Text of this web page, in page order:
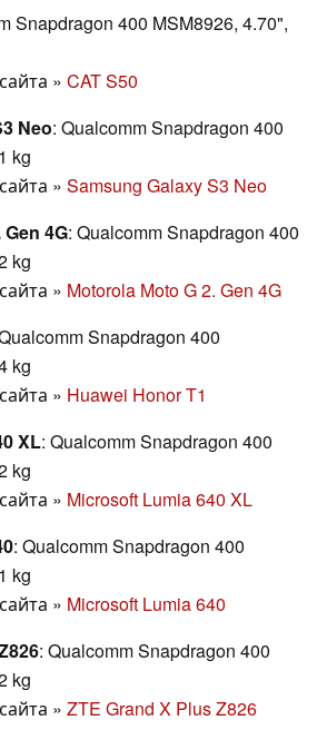
Snapdragon 400 MSM8926, 4.70",
» CAT S50
Neo: Qualcomm Snapdragon 400
kg
» Samsung Galaxy S3 Neo
4G: Qualcomm Snapdragon 400
kg
» Motorola Moto G 2. Gen 4G
Snapdragon 400
kg
» Huawei Honor T1
XL: Qualcomm Snapdragon 400
kg
» Microsoft Lumia 640 XL
: Qualcomm Snapdragon 400
kg
» Microsoft Lumia 640
: Qualcomm Snapdragon 400
kg
» ZTE Grand X Plus Z826